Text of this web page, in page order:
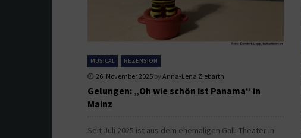
MUSICAL REZENSION
26. November 2025 by Anna-Lena Ziebarth
Gelungen: „Oh wie schön ist Panama“ in
Mainz
Seit Juli 2025 ist aus dem ehemaligen Galli-Theater in